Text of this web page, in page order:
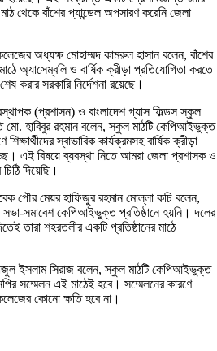
থেকে বাঁশের প্যান্ডেল অপসারণ করেনি জেলা
অধ্যক্ষ মোহাম্মদ কামরুল হাসান বলেন, বাঁশের
মাঠে অ্যাসেম্বলি ও বার্ষিক ক্রীড়া প্রতিযোগিতা করতে
করার সরকারি নির্দেশনা রয়েছে।
(প্রশাসন) ও বাংলাদেশ গ্যাস ফিল্ডস স্কুল
মো. হাবিবুর রহমান বলেন, স্কুল মাঠটি কেপিআইভুক্ত
স্বাভাবিক কার্যক্রমসহ বার্ষিক ক্রীড়া
এই বিষয়ে ব্যবস্থা নিতে আমরা জেলা প্রশাসক ও
দিয়েছি।
পৌর মেয়র হাফিজুর রহমান মোল্লা কচি বলেন,
সমাবেশ কেপিআইভুক্ত প্রতিষ্ঠানে হয়নি। দলের
তারা শহরতলীর একটি প্রতিষ্ঠানের মাঠে
ইসলাম সিরাজ বলেন, স্কুল মাঠটি কেপিআইভুক্ত
সম্মেলন এই মাঠেই হবে। সম্মেলনের কারণে
কোনো ক্ষতি হবে না।